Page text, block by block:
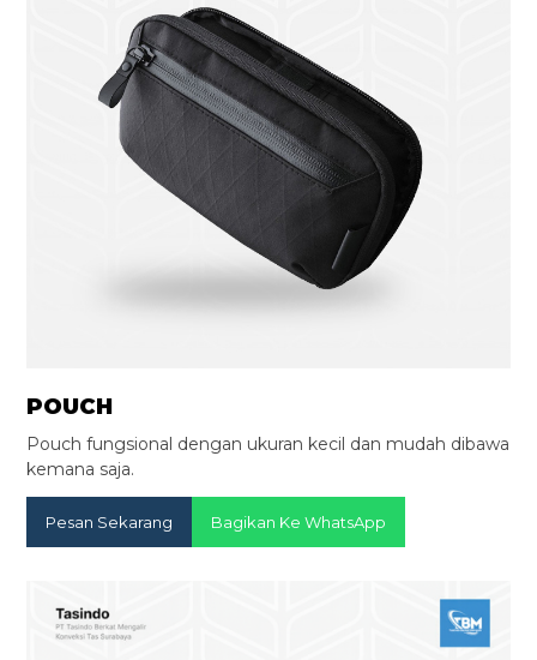
POUCH
Pouch fungsional dengan ukuran kecil dan mudah dibawa
kemana saja.
Pesan Sekarang Bagikan Ke WhatsApp